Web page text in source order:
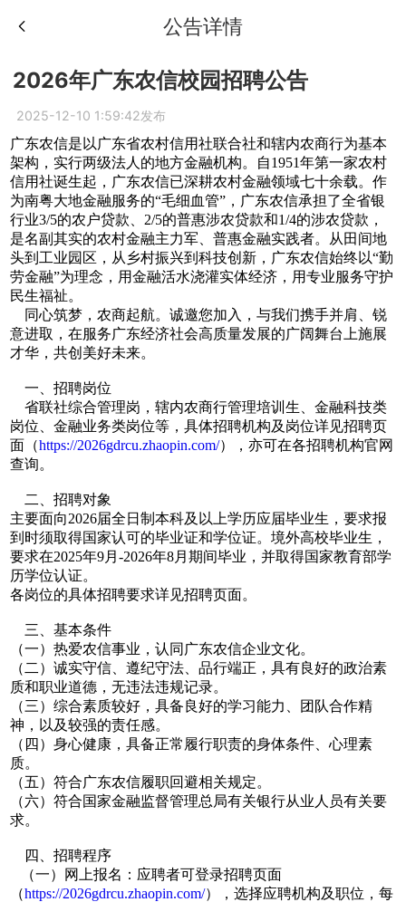
公告详情
2026年广东农信校园招聘公告
2025-12-10 1:59:42发布
广东农信是以广东省农村信用社联合社和辖内农商行为基本
架构，实行两级法人的地方金融机构。自1951年第一家农村
信用社诞生起，广东农信已深耕农村金融领域七十余载。作
为南粤大地金融服务的“毛细血管”，广东农信承担了全省银
行业3/5的农户贷款、2/5的普惠涉农贷款和1/4的涉农贷款，
是名副其实的农村金融主力军、普惠金融实践者。从田间地
头到工业园区，从乡村振兴到科技创新，广东农信始终以“勤
劳金融”为理念，用金融活水浇灌实体经济，用专业服务守护
民生福祉。
同心筑梦，农商起航。诚邀您加入，与我们携手并肩、锐
意进取，在服务广东经济社会高质量发展的广阔舞台上施展
才华，共创美好未来。
一、招聘岗位
省联社综合管理岗，辖内农商行管理培训生、金融科技类
岗位、金融业务类岗位等，具体招聘机构及岗位详见招聘页
面（https://2026gdrcu.zhaopin.com/），亦可在各招聘机构官网
查询。
二、招聘对象
主要面向2026届全日制本科及以上学历应届毕业生，要求报
到时须取得国家认可的毕业证和学位证。境外高校毕业生，
要求在2025年9月-2026年8月期间毕业，并取得国家教育部学
历学位认证。
各岗位的具体招聘要求详见招聘页面。
三、基本条件
（一）热爱农信事业，认同广东农信企业文化。
（二）诚实守信、遵纪守法、品行端正，具有良好的政治素
质和职业道德，无违法违规记录。
（三）综合素质较好，具备良好的学习能力、团队合作精
神，以及较强的责任感。
（四）身心健康，具备正常履行职责的身体条件、心理素
质。
（五）符合广东农信履职回避相关规定。
（六）符合国家金融监督管理总局有关银行从业人员有关要
求。
四、招聘程序
（一）网上报名：应聘者可登录招聘页面
（https://2026gdrcu.zhaopin.com/），选择应聘机构及职位，每